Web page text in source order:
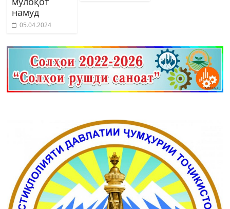
намуд
05.04.2024